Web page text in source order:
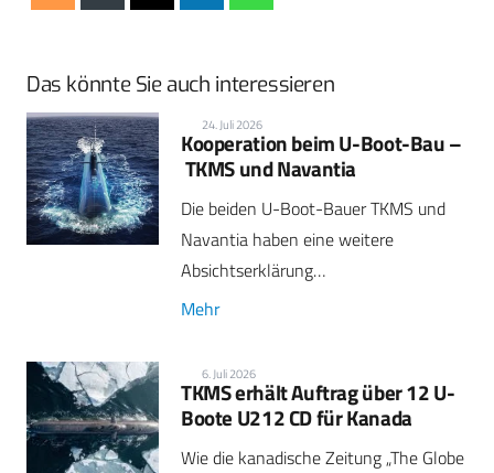
Das könnte Sie auch interessieren
24. Juli 2026
Kooperation beim U-Boot-Bau –
TKMS und Navantia
Die beiden U-Boot-Bauer TKMS und
Navantia haben eine weitere
Absichtserklärung…
Mehr
6. Juli 2026
TKMS erhält Auftrag über 12 U-
Boote U212 CD für Kanada
Wie die kanadische Zeitung „The Globe